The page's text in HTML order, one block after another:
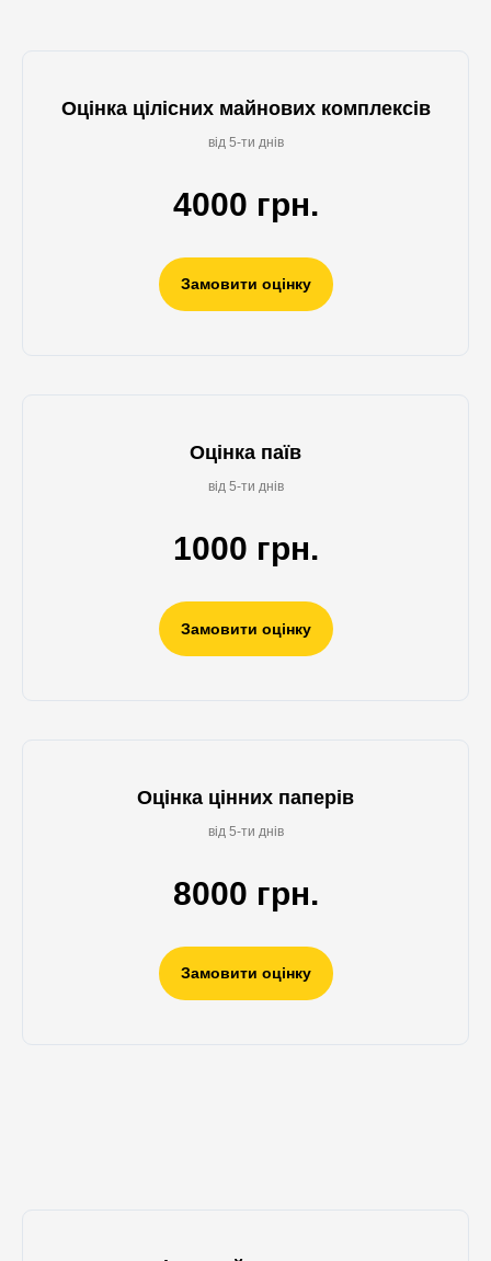
Оцінка цілісних майнових комплексів
від 5-ти днів
4000 грн.
Замовити оцінку
Оцінка паїв
від 5-ти днів
1000 грн.
Замовити оцінку
Оцінка цінних паперів
від 5-ти днів
8000 грн.
Замовити оцінку